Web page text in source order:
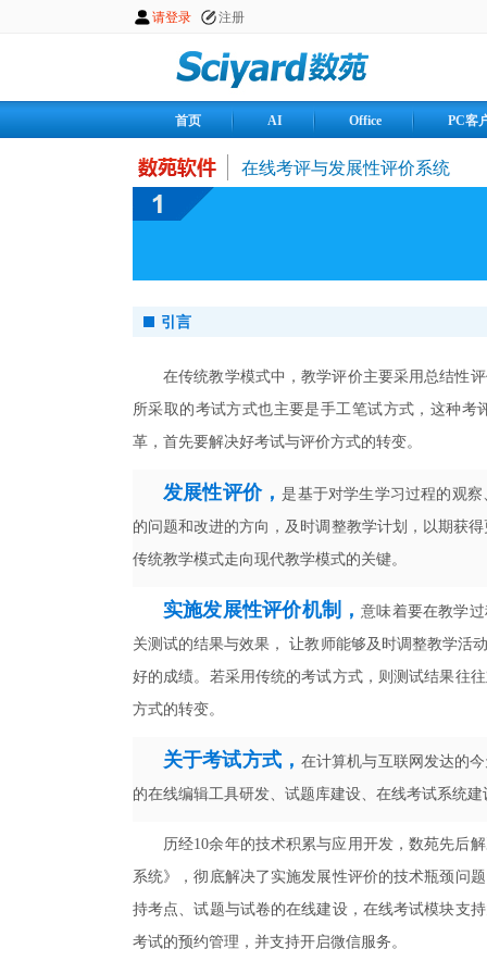
首页 AI Office PC客
在线考评与发展性评价系统
引言
在传统教学模式中，教学评价主要采用总结性
所采取的考试方式也主要是手工笔试方式，这种
革，首先要解决好考试与评价方式的转变。
发展性评价，是基于对学生学习过程的观
的问题和改进的方向，及时调整教学计划，以期获
传统教学模式走向现代教学模式的关键。
实施发展性评价机制，意味着要在教学
关测试的结果与效果， 让教师能够及时调整教学活
好的成绩。若采用传统的考试方式，则测试结果往
方式的转变。
关于考试方式， 在计算机与互联网发达的
的在线编辑工具研发、试题库建设、在线考试系统
历经10余年的技术积累与应用开发，数苑先后
系统》，彻底解决了实施发展性评价的技术瓶颈问
持考点、试题与试卷的在线建设，在线考试模块支
考试的预约管理，并支持开启微信服务。